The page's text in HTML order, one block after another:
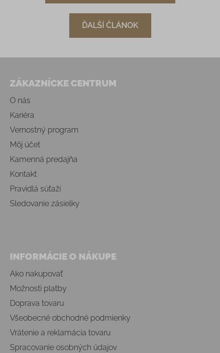
ĎALŠÍ ČLÁNOK
ZÁKAZNÍCKE CENTRUM
O nás
Kariéra
Vernostný program
Môj účet
Kamenná predajňa
Kontakt
Pravidlá súťaží
Sledovanie zásielky
INFORMÁCIE O NÁKUPE
Ako nakupovať
Možnosti platby
Doprava tovaru
Všeobecné obchodné podmienky
Vrátenie a reklamácia tovaru
Spracovanie osobných údajov